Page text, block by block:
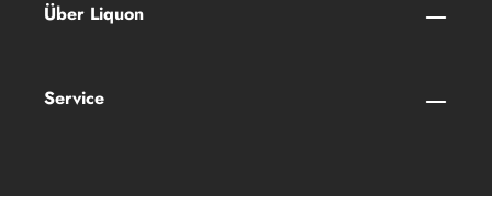
Über Liquon
Service